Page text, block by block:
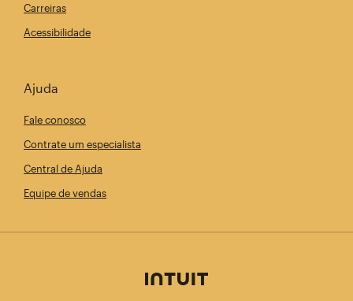
Carreiras
Acessibilidade
Ajuda
Fale conosco
Contrate um especialista
Central de Ajuda
Equipe de vendas